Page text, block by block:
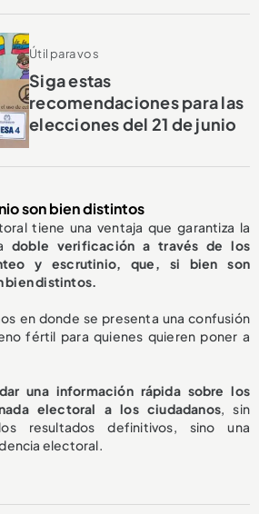
Útil para vos
Siga estas
recomendaciones para las
elecciones del 21 de junio
son bien distintos
tiene una ventaja que garantiza la
doble verificación a través de los
y escrutinio, que, si bien son
bien distintos.
en donde se presenta una confusión
fértil para quienes quieren poner a
una información rápida sobre los
electoral a los ciudadanos, sin
resultados definitivos, sino una
electoral.